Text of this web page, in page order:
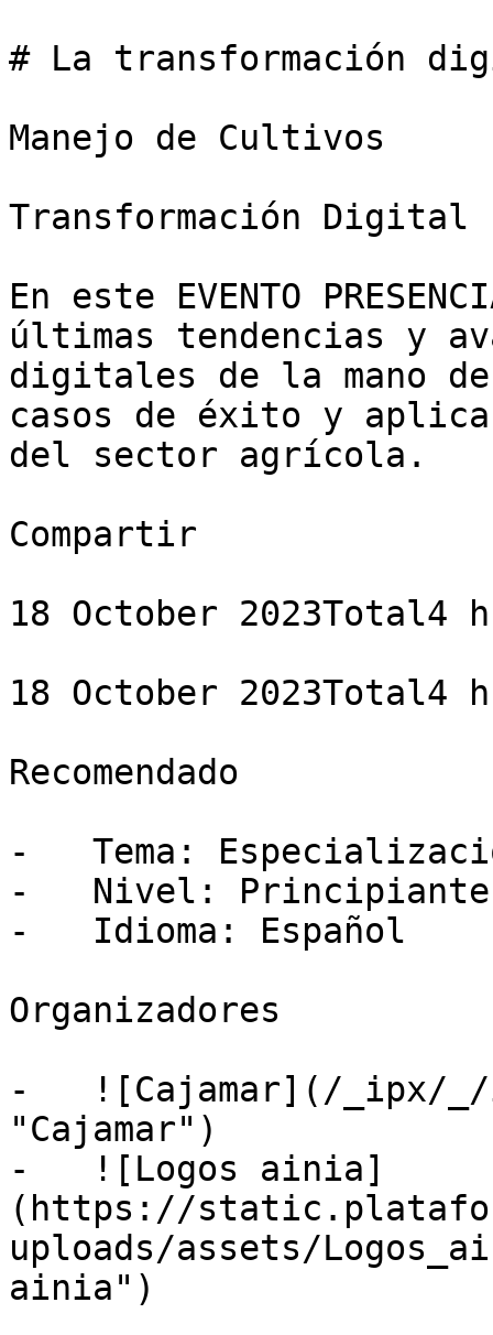
# La transformación
Manejo de Cultivos
Transformación Digital
En este EVENTO
últimas tendencias y
digitales de la mano
casos de éxito y
del sector agrícola.
Compartir
18 October 2023Total4
18 October 2023Total4
Recomendado
-   Tema:
-   Nivel: Principiante
-   Idioma: Español
Organizadores
-   ![Cajamar](/_ipx/_/
"Cajamar")
-   ![Logos ainia]
(https://
uploads/assets/
ainia")